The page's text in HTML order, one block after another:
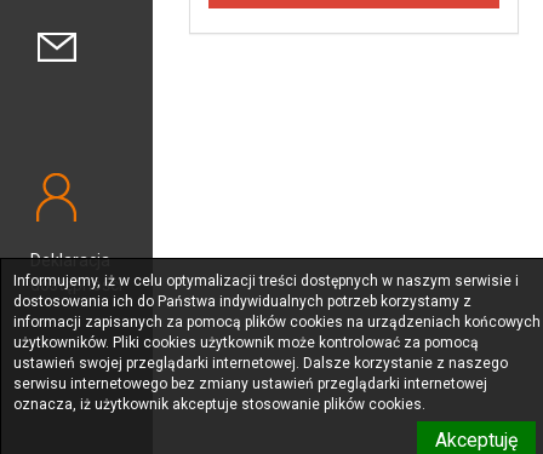
Informujemy, iż w celu optymalizacji treści dostępnych w naszym serwisie i
dostosowania ich do Państwa indywidualnych potrzeb korzystamy z
informacji zapisanych za pomocą plików cookies na urządzeniach końcowych
użytkowników. Pliki cookies użytkownik może kontrolować za pomocą
ustawień swojej przeglądarki internetowej. Dalsze korzystanie z naszego
serwisu internetowego bez zmiany ustawień przeglądarki internetowej
oznacza, iż użytkownik akceptuje stosowanie plików cookies.
Akceptuję
Deklaracja
dostępności